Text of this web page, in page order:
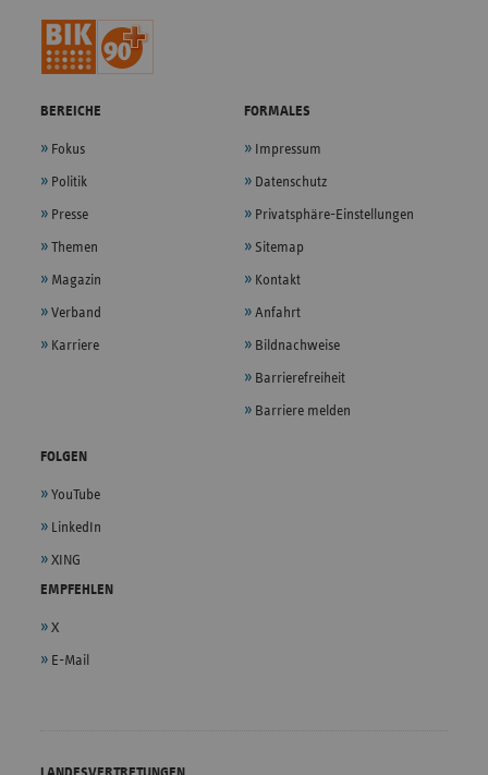
BEREICHE
Fokus
Politik
Presse
Themen
Magazin
Verband
Karriere
FORMALES
Impressum
Datenschutz
Privatsphäre-Einstellungen
Sitemap
Kontakt
Anfahrt
Bildnachweise
Barrierefreiheit
Barriere melden
FOLGEN
YouTube
LinkedIn
XING
EMPFEHLEN
X
E-Mail